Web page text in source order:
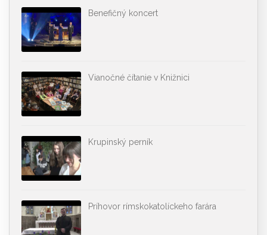
Benefičný koncert
Vianočné čítanie v Knižnici
Krupinský perník
Príhovor rímskokatolíckeho farára